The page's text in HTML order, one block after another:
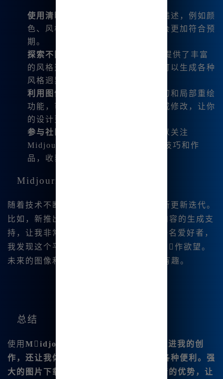
使用清晰的描述
：尽量使用具体的描述，例如颜
色、风格和元素，这样生成的图像会更加符合预
期。
探索不同风格
：Midjourney中文版提供了丰富
的风格选项，尝试使用不同的风格可以生成各种
风格迥异的作品。
利用图像变换功能
：使用微调、变幻和局部重绘
功能，可以对生成的图像进行加强或修改，让你
的设计更加完美。
参与社区分享
：在使用过程中，可以关注
Midjourney的用户社区，互相分享技巧和作
品，收获更多灵感。
Midjourney的未来潜力
随着技术不断进步，Midjourney也在不断更新迭代。
比如，新推出的功😊能已经包括对视频内容的生成支
持，让我非常期待未来的可能性。作为一名爱好者，
我发现这个平台的不断更新增强了我的创作欲望。
未来的图像和视频创|作将会更加容易和有趣。
总结
使用 Midjourney中文版.不.仅能有效促进我的创
作，还让我体验到了现代AI技术带来的各种便利。强
大的图片下载和编辑功能，加上无需翻墙的优势，让